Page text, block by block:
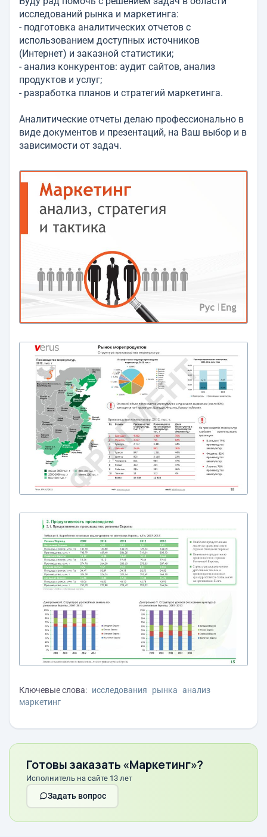
исследований рынка и маркетинга:
- подготовка аналитических отчетов с
использованием доступных источников
(Интернет) и заказной статистики;
- анализ конкурентов: аудит сайтов, анализ
продуктов и услуг;
- разработка планов и стратегий маркетинга.
Аналитические отчеты делаю профессионально в
виде документов и презентаций, на Ваш выбор и в
зависимости от задач.
Ключевые слова: исследования рынка анализ
маркетинг
Готовы заказать «Маркетинг»?
Исполнитель на сайте 13 лет
Задать вопрос